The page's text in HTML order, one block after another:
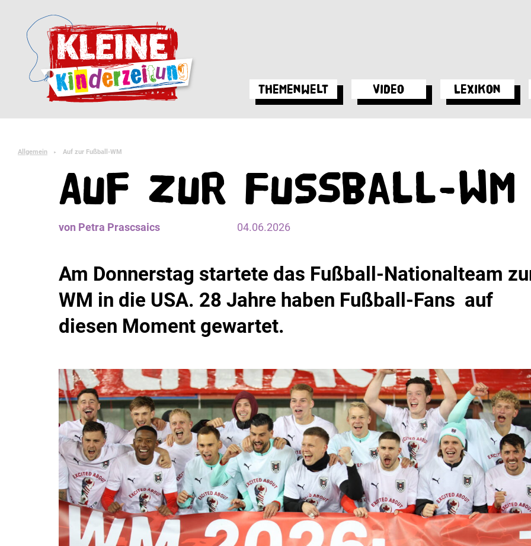
Themenwelt Video Lexikon
Allgemein ► Auf zur Fußball-WM
Auf zur Fußball-WM
von Petra Prascsaics 04.06.2026
Am Donnerstag startete das Fußball-Nationalteam
WM in die USA. 28 Jahre haben Fußball-Fans auf
diesen Moment gewartet.